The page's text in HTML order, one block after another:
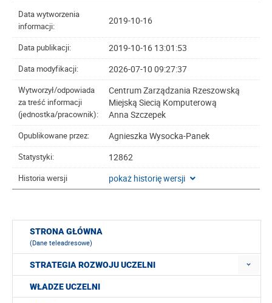
Data wytworzenia
informacji:
2019-10-16
Data publikacji: 2019-10-16 13:01:53
Data modyfikacji: 2026-07-10 09:27:37
Wytworzył/odpowiada
za treść informacji
(jednostka/pracownik):
Centrum Zarządzania Rzeszowską
Miejską Siecią Komputerową
Anna Szczepek
Opublikowane przez: Agnieszka Wysocka-Panek
Statystyki: 12862
Historia wersji pokaż historię wersji
STRONA GŁÓWNA
(Dane teleadresowe)
STRATEGIA ROZWOJU UCZELNI
WŁADZE UCZELNI